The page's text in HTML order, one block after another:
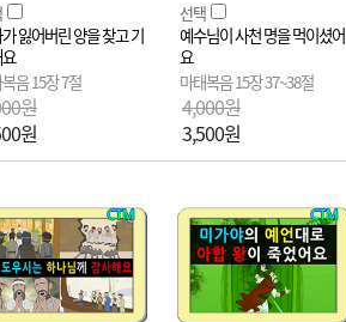
잃어버린 양을 찾고 기
음 15장 7절
원
원
선택
예수님이 사천 명을 먹이셨어
요
마태복음 15장 37~38절
4,000원
3,500원